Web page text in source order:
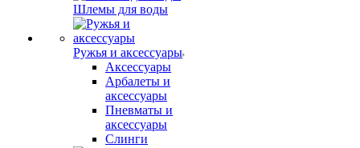
Шлемы для воды
Ружья и аксессуары
Аксессуары
Арбалеты и
аксессуары
Пневматы и
аксессуары
Слинги